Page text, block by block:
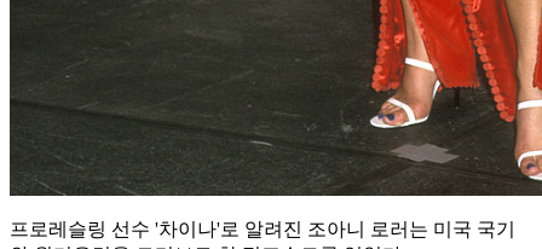
프로레슬링 선수 '차이나'로 알려진 조아니 로러는 미국 국기